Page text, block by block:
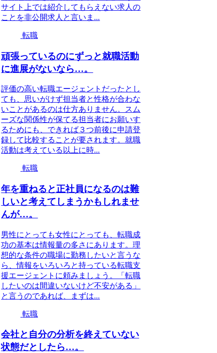
サイト上では紹介してもらえない求人の
ことを非公開求人と言いま...
転職
頑張っているのにずっと就職活動
に進展がないなら…。
評価の高い転職エージェントだったとし
ても、思いがけず担当者と性格が合わな
いことがあるのは仕方ありません。スム
ーズな関係性が保てる担当者にお願いす
るためにも、できれば３つ前後に申請登
録して比較することが要されます。就職
活動は考えている以上に時...
転職
年を重ねると正社員になるのは難
しいと考えてしまうかもしれませ
んが…。
男性にとっても女性にとっても、転職成
功の基本は情報量の多さにあります。理
想的な条件の職場に勤務したいと言うな
ら、情報をいろいろと持っている転職支
援エージェントに頼みましょう。「転職
したいのは間違いないけど不安がある」
と言うのであれば、まずは...
転職
会社と自分の分析を終えていない
状態だとしたら…。